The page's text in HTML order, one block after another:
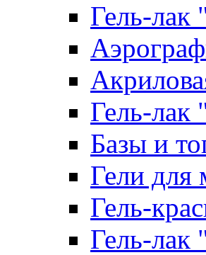
Гель-лак
Гель-лак
Базы и
Гели для
Гель-
Гель-лак